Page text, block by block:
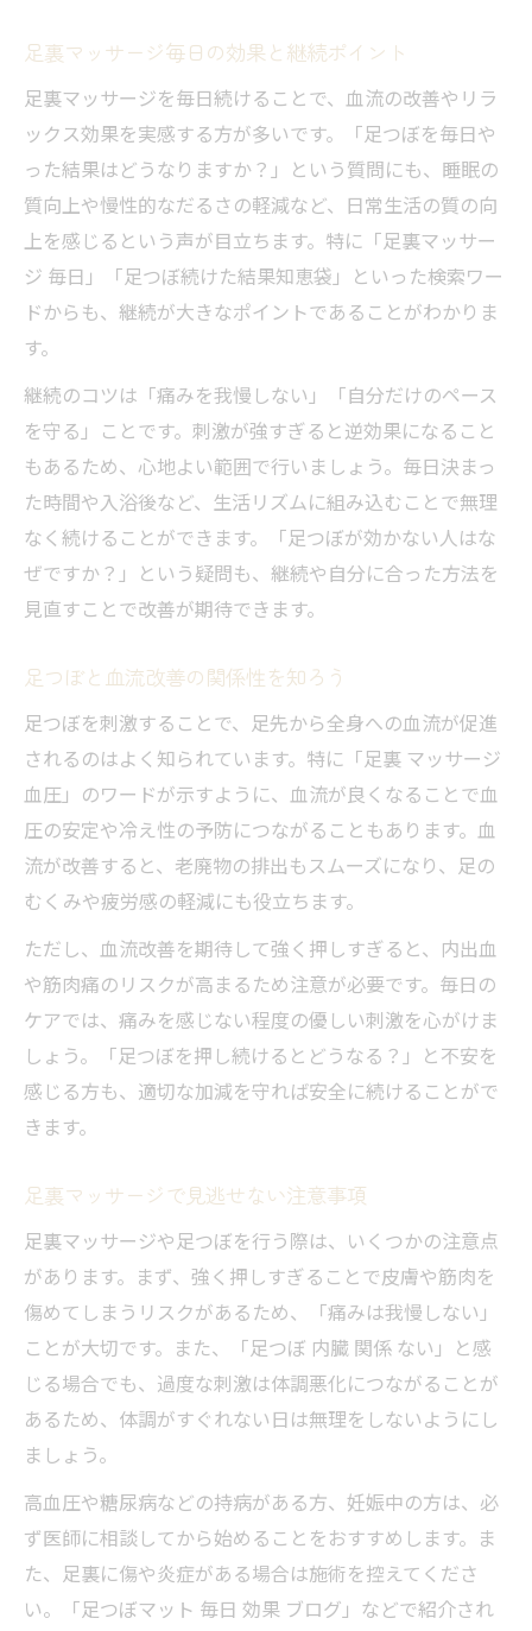
足裏マッサージ毎日の効果と継続ポイント
足裏マッサージを毎日続けることで、血流の改善やリラ
ックス効果を実感する方が多いです。「足つぼを毎日や
った結果はどうなりますか？」という質問にも、睡眠の
質向上や慢性的なだるさの軽減など、日常生活の質の向
上を感じるという声が目立ちます。特に「足裏マッサー
ジ 毎日」「足つぼ続けた結果知恵袋」といった検索ワー
ドからも、継続が大きなポイントであることがわかりま
す。
継続のコツは「痛みを我慢しない」「自分だけのペース
を守る」ことです。刺激が強すぎると逆効果になること
もあるため、心地よい範囲で行いましょう。毎日決まっ
た時間や入浴後など、生活リズムに組み込むことで無理
なく続けることができます。「足つぼが効かない人はな
ぜですか？」という疑問も、継続や自分に合った方法を
見直すことで改善が期待できます。
足つぼと血流改善の関係性を知ろう
足つぼを刺激することで、足先から全身への血流が促進
されるのはよく知られています。特に「足裏 マッサージ
血圧」のワードが示すように、血流が良くなることで血
圧の安定や冷え性の予防につながることもあります。血
流が改善すると、老廃物の排出もスムーズになり、足の
むくみや疲労感の軽減にも役立ちます。
ただし、血流改善を期待して強く押しすぎると、内出血
や筋肉痛のリスクが高まるため注意が必要です。毎日の
ケアでは、痛みを感じない程度の優しい刺激を心がけま
しょう。「足つぼを押し続けるとどうなる？」と不安を
感じる方も、適切な加減を守れば安全に続けることがで
きます。
足裏マッサージで見逃せない注意事項
足裏マッサージや足つぼを行う際は、いくつかの注意点
があります。まず、強く押しすぎることで皮膚や筋肉を
傷めてしまうリスクがあるため、「痛みは我慢しない」
ことが大切です。また、「足つぼ 内臓 関係 ない」と感
じる場合でも、過度な刺激は体調悪化につながることが
あるため、体調がすぐれない日は無理をしないようにし
ましょう。
高血圧や糖尿病などの持病がある方、妊娠中の方は、必
ず医師に相談してから始めることをおすすめします。ま
た、足裏に傷や炎症がある場合は施術を控えてくださ
い。「足つぼマット 毎日 効果 ブログ」などで紹介され